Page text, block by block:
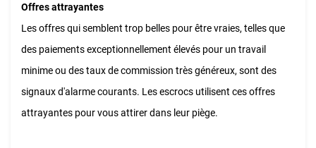
Offres attrayantes
Les offres qui semblent trop belles pour être vraies, telles que
des paiements exceptionnellement élevés pour un travail
minime ou des taux de commission très généreux, sont des
signaux d'alarme courants. Les escrocs utilisent ces offres
attrayantes pour vous attirer dans leur piège.